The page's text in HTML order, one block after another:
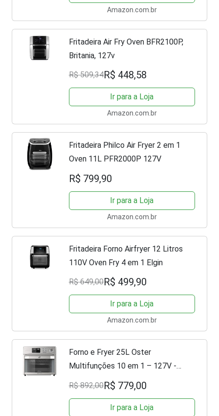
Amazon.com.br
Fritadeira Air Fry Oven BFR2100P,
Britania, 127v
R$ 509,34R$ 448,58
Ir para a Loja
Amazon.com.br
Fritadeira Philco Air Fryer 2 em 1
Oven 11L PFR2000P 127V
R$ 799,90
Ir para a Loja
Amazon.com.br
Fritadeira Forno Airfryer 12 Litros
110V Oven Fry 4 em 1 Elgin
R$ 649,00R$ 499,90
Ir para a Loja
Amazon.com.br
Forno e Fryer 25L Oster
Multifunções 10 em 1 – 127V -
OFOR250, Modelo: OFOR250-127V
R$ 892,00R$ 779,00
Ir para a Loja